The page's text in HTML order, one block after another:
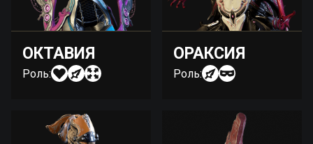
ОКТАВИЯ
Роль:
ОРАКСИЯ
Роль: